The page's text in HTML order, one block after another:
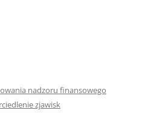
nadzoru finansowego
zjawisk